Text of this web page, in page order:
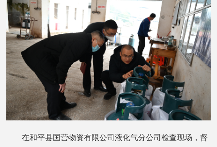
在和平县国营物资有限公司液化气分公司检查现场，督